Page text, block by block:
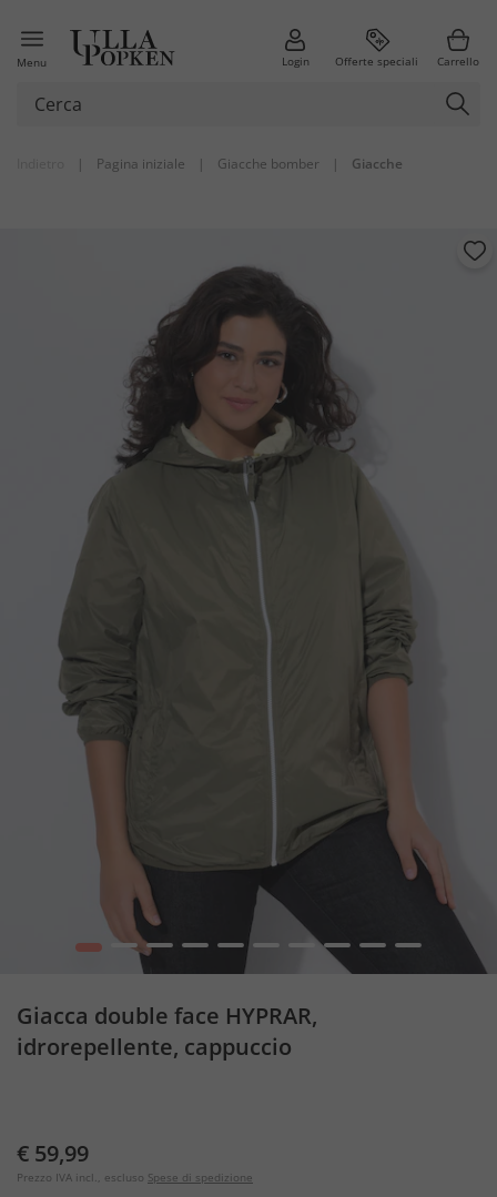
Menu Login Offerte speciali Carrello
| Pagina iniziale | Giacche bomber | Giacche
1 3 4 5 6 7 8 9 10
Giacca double face HYPRAR,
idrorepellente, cappuccio
€ 59,99
Prezzo IVA incl., escluso Spese di spedizione